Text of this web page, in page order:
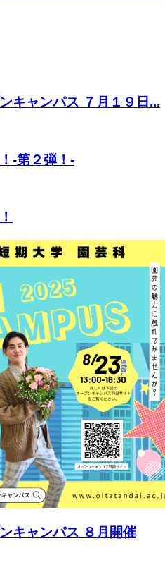
キャンパス ７月１９日...
-第２弾！-
キャンパス ８月開催